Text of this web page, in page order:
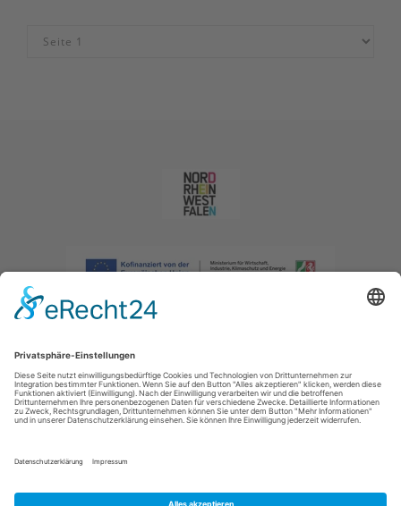
Impressum|Datenschutzerklärung|Barrierefreiheitserklärung